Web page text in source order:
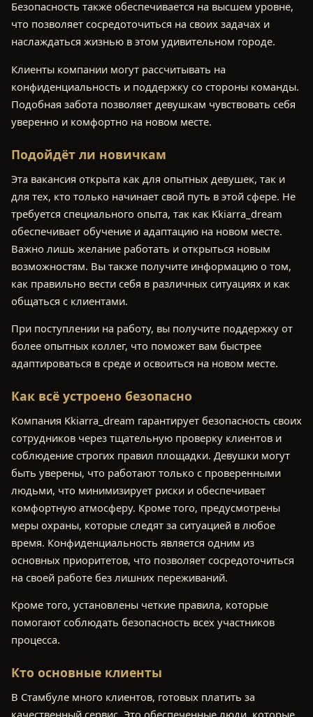
Безопасность также обеспечивается на высшем уровне,
что позволяет сосредоточиться на своих задачах и
наслаждаться жизнью в этом удивительном городе.
Клиенты компании могут рассчитывать на
конфиденциальность и поддержку со стороны команды.
Подобная забота позволяет девушкам чувствовать себя
уверенно и комфортно на новом месте.
Подойдёт ли новичкам
Эта вакансия открыта как для опытных девушек, так и
для тех, кто только начинает свой путь в этой сфере. Не
требуется специального опыта, так как Kkiarra_dream
обеспечивает обучение и адаптацию на новом месте.
Важно лишь желание работать и открыться новым
возможностям. Вы также получите информацию о том,
как правильно вести себя в различных ситуациях и как
общаться с клиентами.
При поступлении на работу, вы получите поддержку от
более опытных коллег, что поможет вам быстрее
адаптироваться в среде и освоиться на новом месте.
Как всё устроено безопасно
Компания Kkiarra_dream гарантирует безопасность своих
сотрудников через тщательную проверку клиентов и
соблюдение строгих правил площадки. Девушки могут
быть уверены, что работают только с проверенными
людьми, что минимизирует риски и обеспечивает
комфортную атмосферу. Кроме того, предусмотрены
меры охраны, которые следят за ситуацией в любое
время. Конфиденциальность является одним из
основных приоритетов, что позволяет сосредоточиться
на своей работе без лишних переживаний.
Кроме того, установлены четкие правила, которые
помогают соблюдать безопасность всех участников
процесса.
Кто основные клиенты
В Стамбуле много клиентов, готовых платить за